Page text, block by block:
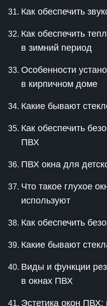
Как обеспечить
Как обеспечить
в зимний период
Особенности
в кирпичном доме
Какие бывают
Как обеспечить
ПВХ
ПВХ окна для
Что такое глухое
используют
Как обеспечить
Какие бывают
Виды и функции
в окнах ПВХ
Эстетика окон ПВХ: